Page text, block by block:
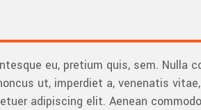
eu, pretium quis, sem. Nulla
ut, imperdiet a, venenatis
adipiscing elit. Aenean